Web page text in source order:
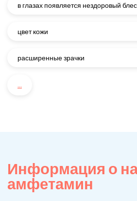
в глазах появляется нездоровый
цвет кожи
расширенные зрачки
...
Информация о
амфетамин